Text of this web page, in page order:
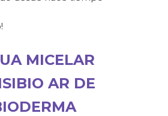
MICELAR
AR DE